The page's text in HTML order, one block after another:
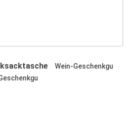
Wein-Geschenkgu